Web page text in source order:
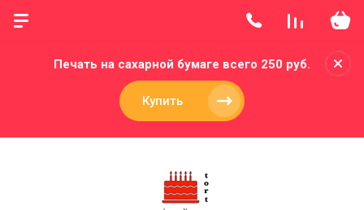
Печать на сахарной бумаге всего 250 руб.
Купить